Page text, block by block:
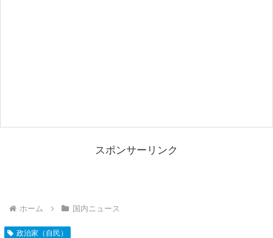
スポンサーリンク
ホーム 国内ニュース
政治家（自民）